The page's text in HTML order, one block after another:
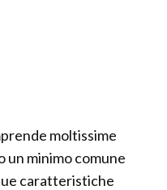
moltissime
un minimo comune
caratteristiche